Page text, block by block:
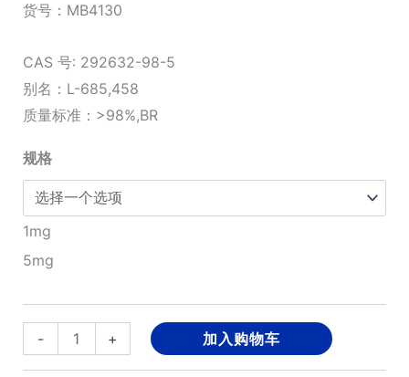
¥3,600.00
货号： MB4130
CAS 号: 292632-98-5
别名：L-685,458
质量标准：>98%,BR
规格
1mg
5mg
-
685458
+ 加入购物车